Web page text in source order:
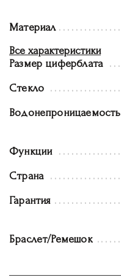
Материал
Все характеристики
Размер циферблата
Стекло
Водонепроницаемость
Функции
Страна
Гарантия
Браслет/Ремешок